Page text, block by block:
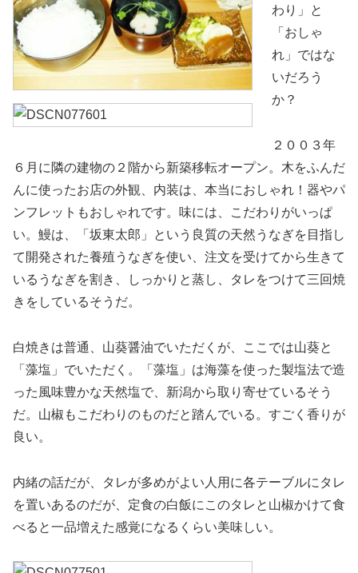
わり」と
「おしゃ
れ」ではな
いだろう
か？
２００３年
６月に隣の建物の２階から新築移転オープン。木をふんだ
んに使ったお店の外観、内装は、本当におしゃれ！器やパ
ンフレットもおしゃれです。味には、こだわりがいっぱ
い。鰻は、「坂東太郎」という良質の天然うなぎを目指し
て開発された養殖うなぎを使い、注文を受けてから生きて
いるうなぎを割き、しっかりと蒸し、タレをつけて三回焼
きをしているそうだ。
白焼きは普通、山葵醤油でいただくが、ここでは山葵と
「藻塩」でいただく。「藻塩」は海藻を使った製塩法で造
った風味豊かな天然塩で、新潟から取り寄せているそう
だ。山椒もこだわりのものだと踏んでいる。すごく香りが
良い。
内緒の話だが、タレが多めがよい人用に各テーブルにタレ
を置いあるのだが、定食の白飯にこのタレと山椒かけて食
べると一品増えた感覚になるくらい美味しい。